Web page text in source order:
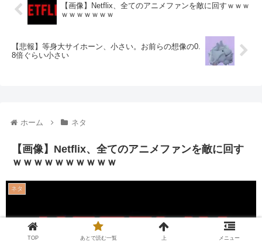
【画像】Netflix、全てのアニメファンを敵に回すｗｗｗ
ｗｗｗｗｗｗｗ
【悲報】等身大サイホーン、小さい。お前らの想像の0.
8倍ぐらい小さい
ホーム ネタ
【画像】Netflix、全てのアニメファンを敵に回す
ｗｗｗｗｗｗｗｗｗｗ
ネタ
TOP あとで読む一覧 上 メニュー